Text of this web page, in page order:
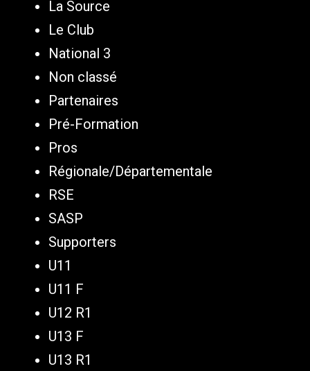
La Source
Le Club
National 3
Non classé
Partenaires
Pré-Formation
Pros
Régionale/Départementale
RSE
SASP
Supporters
U11
U11 F
U12 R1
U13 F
U13 R1